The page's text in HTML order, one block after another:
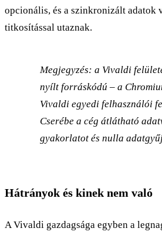
opcionális, és a szinkronizált adatok
titkosítással utaznak.
Megjegyzés: a Vivaldi
nyílt forráskódú – a
Vivaldi egyedi felhasználói
Cserébe a cég átlátható
gyakorlatot és nulla
Hátrányok és kinek nem való
A Vivaldi gazdagsága egyben a